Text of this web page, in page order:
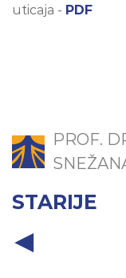
uticaja - PDF
PROF.
STARIJE